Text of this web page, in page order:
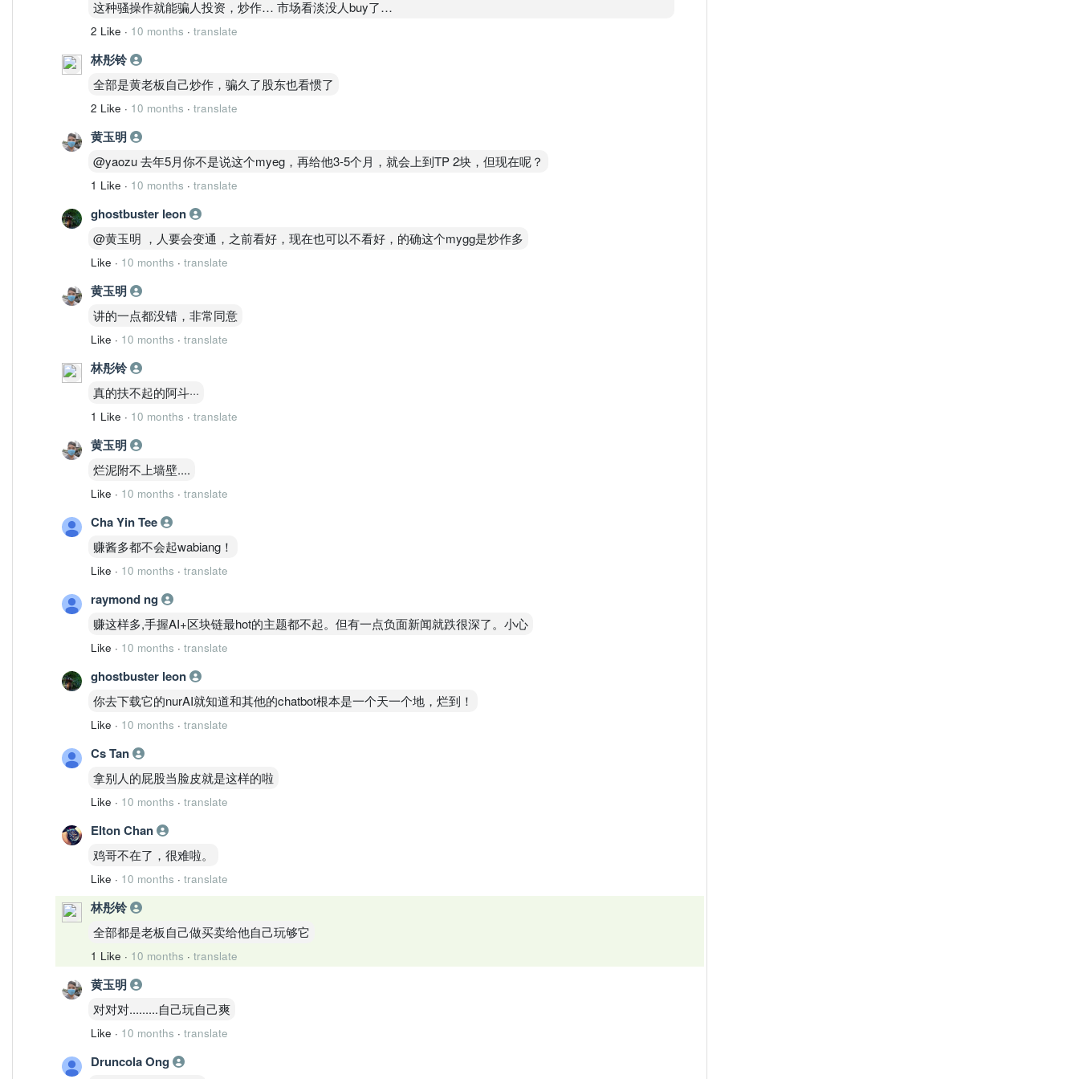
这种骚操作就能骗人投资，炒作… 市场看淡没人buy了…
2 Like · 10 months · translate
林彤铃
全部是黄老板自己炒作，骗久了股东也看惯了
2 Like · 10 months · translate
黄玉明
@yaozu 去年5月你不是说这个myeg，再给他3-5个月，就会上到TP 2块，但现在呢？
1 Like · 10 months · translate
ghostbuster leon
@黄玉明 ，人要会变通，之前看好，现在也可以不看好，的确这个mygg是炒作多
Like · 10 months · translate
黄玉明
讲的一点都没错，非常同意
Like · 10 months · translate
林彤铃
真的扶不起的阿斗···
1 Like · 10 months · translate
黄玉明
烂泥附不上墙壁....
Like · 10 months · translate
Cha Yin Tee
赚酱多都不会起wabiang！
Like · 10 months · translate
raymond ng
赚这样多,手握AI+区块链最hot的主题都不起。但有一点负面新闻就跌很深了。小心
Like · 10 months · translate
ghostbuster leon
你去下载它的nurAI就知道和其他的chatbot根本是一个天一个地，烂到！
Like · 10 months · translate
Cs Tan
拿别人的屁股当脸皮就是这样的啦
Like · 10 months · translate
Elton Chan
鸡哥不在了，很难啦。
Like · 10 months · translate
林彤铃
全部都是老板自己做买卖给他自己玩够它
1 Like · 10 months · translate
黄玉明
对对对.........自己玩自己爽
Like · 10 months · translate
Druncola Ong